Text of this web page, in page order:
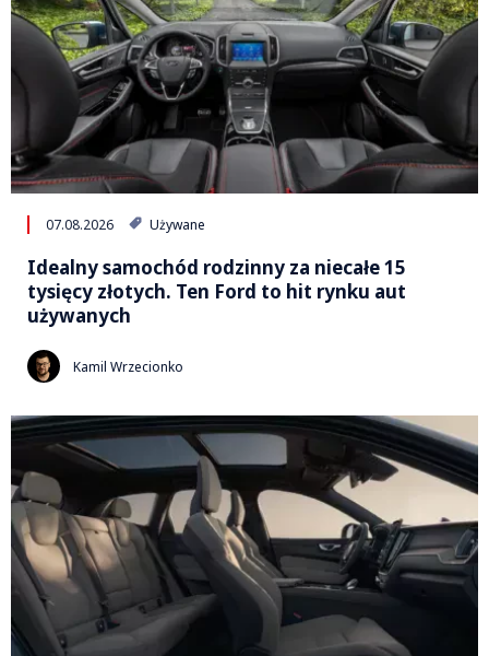
07.08.2026 Używane
Idealny samochód rodzinny za niecałe 15
tysięcy złotych. Ten Ford to hit rynku aut
używanych
Kamil Wrzecionko